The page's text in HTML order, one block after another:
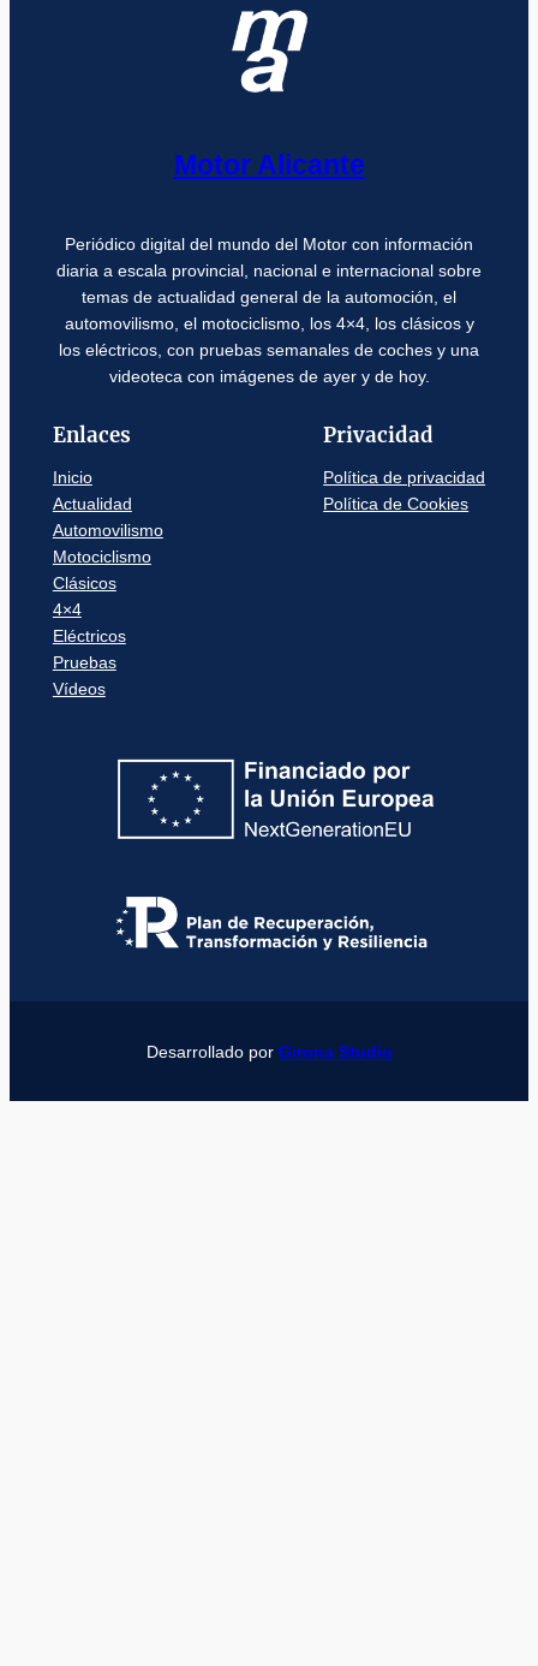
Motor Alicante
Periódico digital del mundo del Motor con información
diaria a escala provincial, nacional e internacional sobre
temas de actualidad general de la automoción, el
automovilismo, el motociclismo, los 4×4, los clásicos y
los eléctricos, con pruebas semanales de coches y una
videoteca con imágenes de ayer y de hoy.
Enlaces
Inicio
Actualidad
Automovilismo
Motociclismo
Clásicos
4×4
Eléctricos
Pruebas
Vídeos
Privacidad
Política de privacidad
Política de Cookies
Desarrollado por Girona Studio